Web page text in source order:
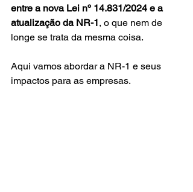
entre a nova Lei nº 14.831/2024 e a
atualização da NR-1, o que nem de
longe se trata da mesma coisa.
Aqui vamos abordar a NR-1 e seus
impactos para as empresas.